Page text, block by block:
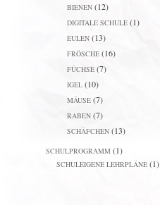
BIENEN(12)
DIGITALE SCHULE(1)
EULEN(13)
FRÖSCHE(16)
FÜCHSE(7)
IGEL(10)
MÄUSE(7)
RABEN(7)
SCHÄFCHEN(13)
SCHULPROGRAMM(1)
SCHULEIGENE LEHRPLÄNE(1)